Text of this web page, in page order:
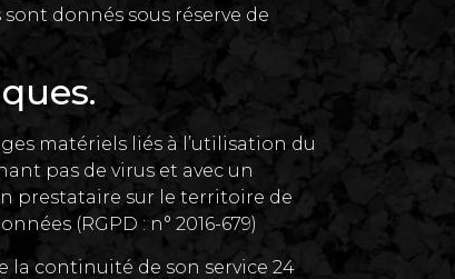
donnés sous réserve de
matériels liés à l’utilisation du
pas de virus et avec un
prestataire sur le territoire de
(RGPD : n° 2016-679)
la continuité de son service 24